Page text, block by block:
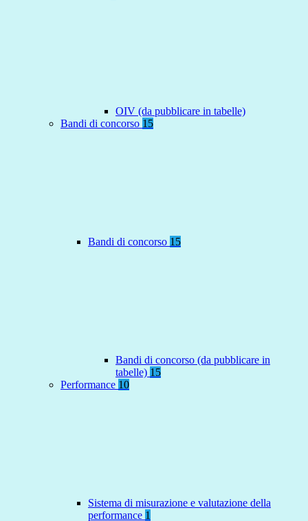
OIV (da pubblicare in tabelle)
Bandi di concorso 15
Bandi di concorso 15
Bandi di concorso (da pubblicare in
tabelle) 15
Performance 10
Sistema di misurazione e valutazione della
performance 1